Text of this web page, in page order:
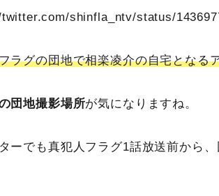
shinfla_ntv/status/
ラグの団地で相楽凌介の自宅となる
団地撮影場所が気になりますね。
ーでも真犯人フラグ1話放送前から